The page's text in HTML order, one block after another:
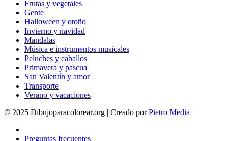
Frutas y vegetales
Gente
Halloween y otoño
Invierno y navidad
Mandalas
Música e instrumentos musicales
Peluches y caballos
Primavera y pascua
San Valentín y amor
Transporte
Verano y vacaciones
© 2025 Dibujoparacolorear.org | Creado porPietro Media
Preguntas frecuentes